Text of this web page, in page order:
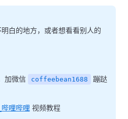
白的地方，或者想看看别人的
加微信
coffeebean1688
蹦跶
哩哔哩 视频教程